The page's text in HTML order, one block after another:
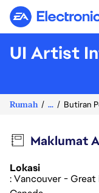
UI Artist
Rumah ... Butiran
Maklumat
Lokasi
: Vancouver - Great